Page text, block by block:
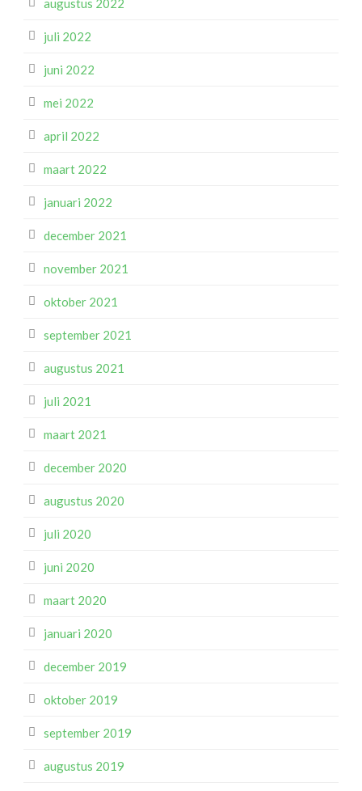
augustus 2022
juli 2022
juni 2022
mei 2022
april 2022
maart 2022
januari 2022
december 2021
november 2021
oktober 2021
september 2021
augustus 2021
juli 2021
maart 2021
december 2020
augustus 2020
juli 2020
juni 2020
maart 2020
januari 2020
december 2019
oktober 2019
september 2019
augustus 2019